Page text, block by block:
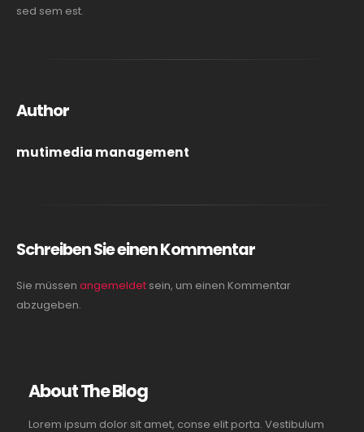
sed sem est.
Author
mutimedia management
Schreiben Sie einen Kommentar
Sie müssen angemeldet sein, um einen Kommentar
abzugeben.
About The Blog
Lorem ipsum dolor sit amet, conse elit porta. Vestibulum